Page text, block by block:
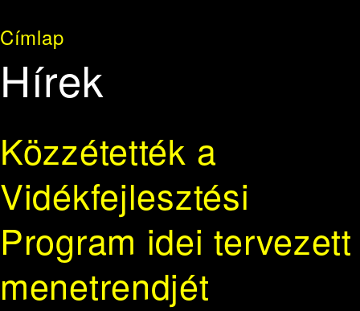
Címlap
Hírek
Közzétették a
Vidékfejlesztési
Program idei tervezett
menetrendjét